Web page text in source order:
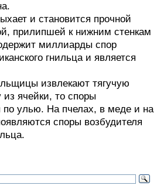
и становится прочной
прилипшей к нижним стенкам
миллиарды спор
гнильца и является
извлекают тягучую
из ячейки, то споры
по улью. На пчелах, в меде и на
споры возбудителя